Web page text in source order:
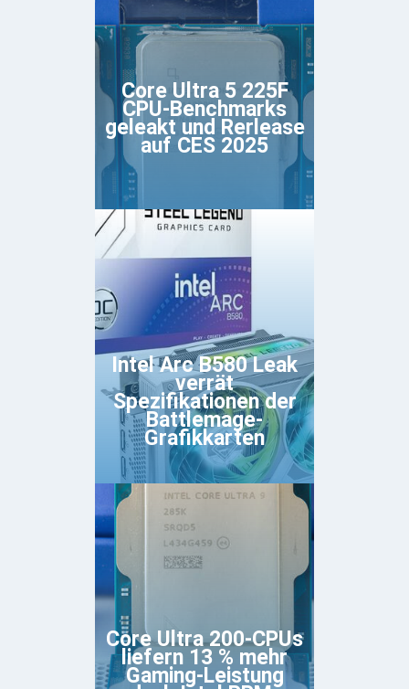
Core Ultra 5 225F
CPU-Benchmarks
geleakt und Rerlease
auf CES 2025
Intel Arc B580 Leak
verrät
Spezifikationen der
Battlemage-
Grafikkarten
Core Ultra 200-CPUs
liefern 13 % mehr
Gaming-Leistung